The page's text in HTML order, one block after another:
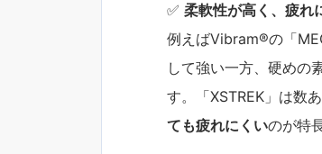
✅ 柔軟性が高く、疲れ
例えばVibram®の「
して強い一方、硬めの
す。「XSTREK」は数
ても疲れにくいのが特